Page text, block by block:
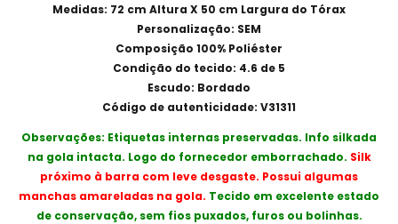
Medidas: 72 cm Altura X 50 cm Largura do Tórax
Personalização: SEM
Composição 100% Poliéster
Condição do tecido: 4.6 de 5
Escudo: Bordado
Código de autenticidade: V31311
Observações: Etiquetas internas preservadas. Info silkada
na gola intacta. Logo do fornecedor emborrachado. Silk
próximo à barra com leve desgaste. Possui algumas
manchas amareladas na gola. Tecido em excelente estado
de conservação, sem fios puxados, furos ou bolinhas.